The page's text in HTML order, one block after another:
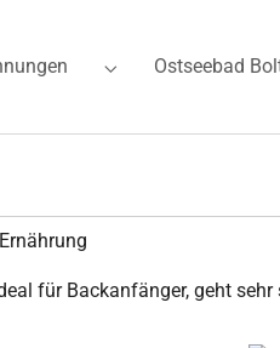
Submenu for
Ostseebad
Ernährung
für Backanfänger, geht